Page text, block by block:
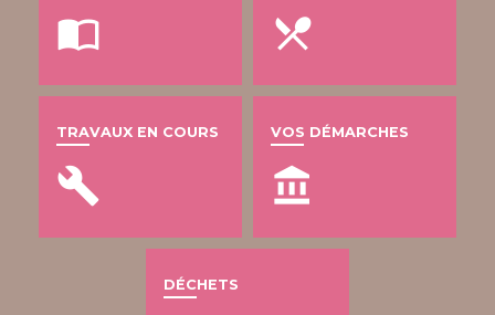
import_contacts local_dining
TRAVAUX EN COURS
build
VOS DÉMARCHES
account_balance
DÉCHETS